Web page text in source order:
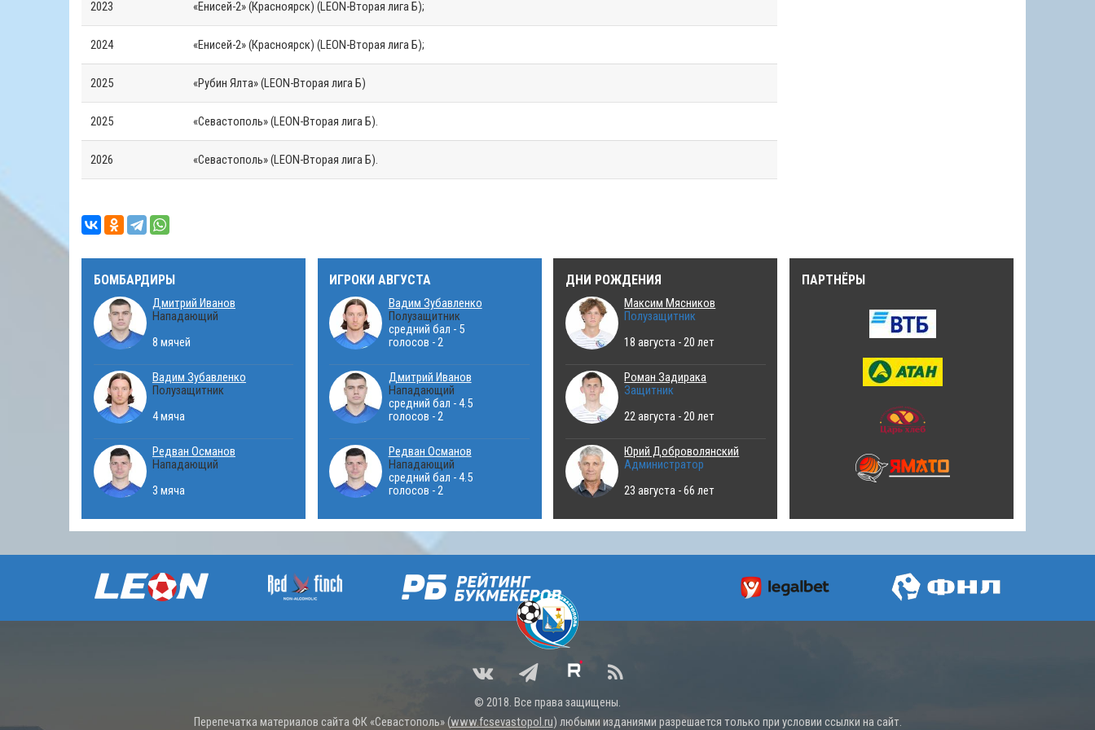
2023 «Енисей-2» (Красноярск) (LEON-Вторая лига Б);
2024 «Енисей-2» (Красноярск) (LEON-Вторая лига Б);
2025 «Рубин Ялта» (LEON-Вторая лига Б)
2025 «Севастополь» (LEON-Вторая лига Б).
2026 «Севастополь» (LEON-Вторая лига Б).
БОМБАРДИРЫ
Дмитрий Иванов
Нападающий
8 мячей
Вадим Зубавленко
Полузащитник
4 мяча
Редван Османов
Нападающий
3 мяча
ИГРОКИ АВГУСТА
Вадим Зубавленко
Полузащитник
средний бал - 5
голосов - 2
Дмитрий Иванов
Нападающий
средний бал - 4.5
голосов - 2
Редван Османов
Нападающий
средний бал - 4.5
голосов - 2
ДНИ РОЖДЕНИЯ
Максим Мясников
Полузащитник
18 августа - 20 лет
Роман Задирака
Защитник
22 августа - 20 лет
Юрий Доброволянский
Администратор
23 августа - 66 лет
ПАРТНЁРЫ
© 2018. Все права защищены.
Перепечатка материалов сайта ФК «Севастополь» (www.fcsevastopol.ru) любыми изданиями разрешается только при условии ссылки на сайт.